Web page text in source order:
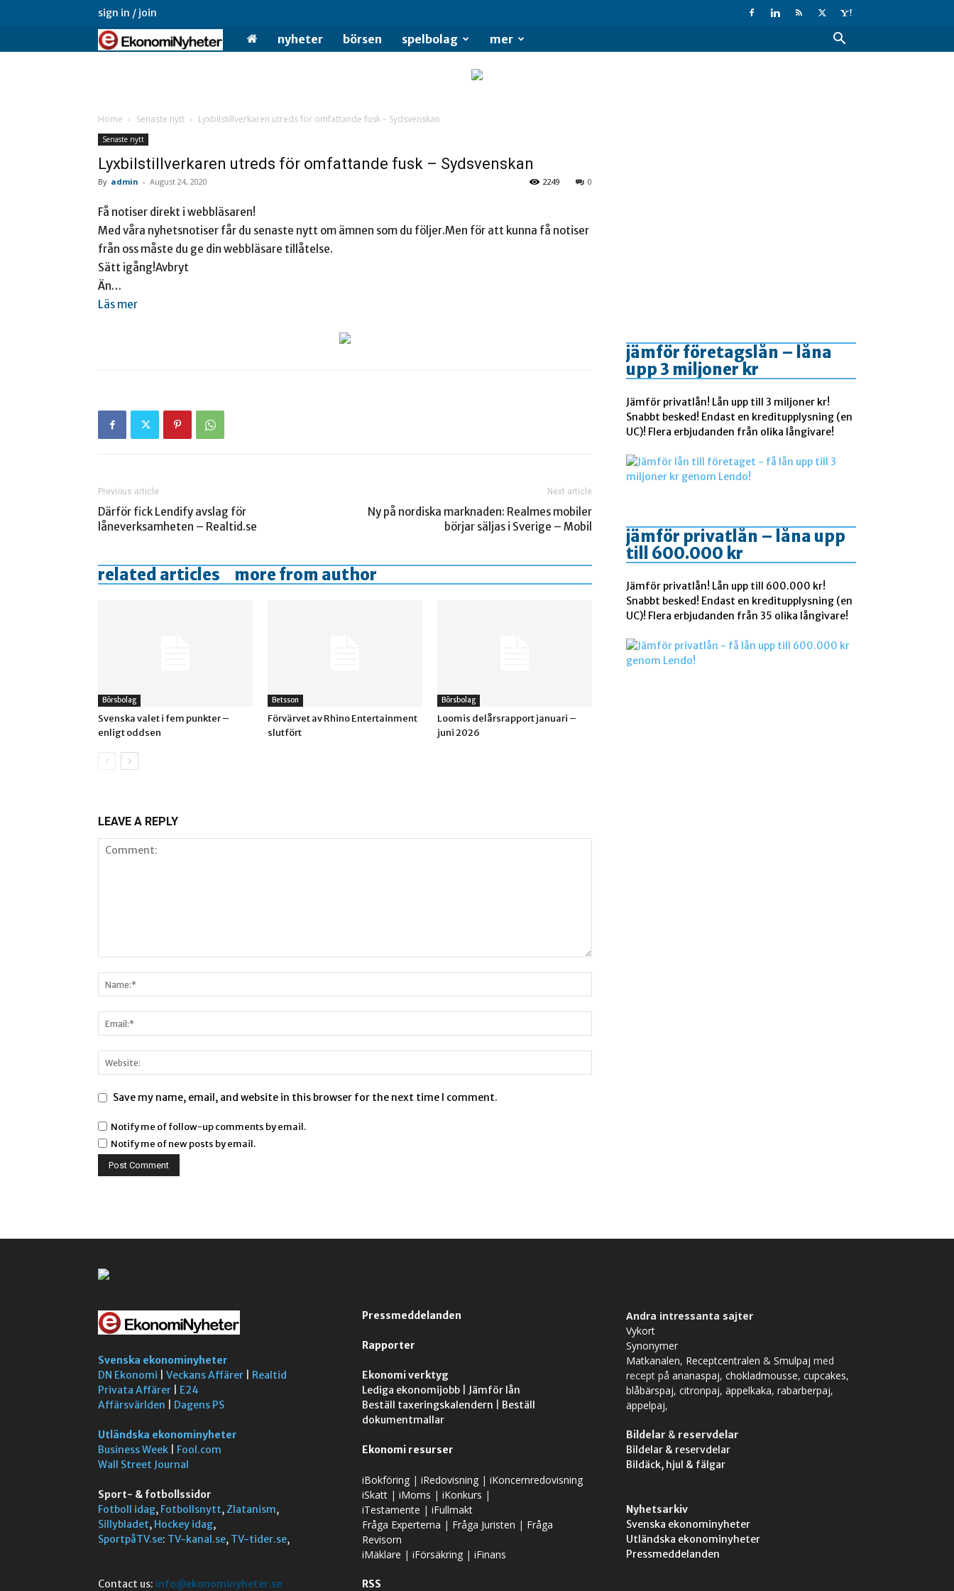
sign in / join
Ekonominyheter.se
nyheter börsen spelbolag mer
Home Senaste nytt Lyxbilstillverkaren utreds för omfattande fusk – Sydsvenskan
Senaste nytt
Lyxbilstillverkaren utreds för omfattande fusk – Sydsvenskan
By admin - August 24, 2020 0
2249
Få notiser direkt i webbläsaren!
Med våra nyhetsnotiser får du senaste nytt om ämnen som du följer.Men för att kunna få notiser
från oss måste du ge din webbläsare tillåtelse.
Sätt igång!Avbryt
Än…
Läs mer
Previous article
Därför fick Lendify avslag för
låneverksamheten – Realtid.se
Next article
Ny på nordiska marknaden: Realmes mobiler
börjar säljas i Sverige – Mobil
related articles more from author
Börsbolag
Svenska valet i fem punkter –
enligt oddsen
Betsson
Förvärvet av Rhino Entertainment
slutfört
Börsbolag
Loomis delårsrapport januari –
juni 2026
LEAVE A REPLY
Save my name, email, and website in this browser for the next time I comment.
Notify me of follow-up comments by email.
Notify me of new posts by email.
jämför företagslån – låna
upp 3 miljoner kr
Jämför privatlån! Lån upp till 3 miljoner kr!
Snabbt besked! Endast en kreditupplysning (en
UC)! Flera erbjudanden från olika långivare!
jämför privatlån – låna upp
till 600.000 kr
Jämför privatlån! Lån upp till 600.000 kr!
Snabbt besked! Endast en kreditupplysning (en
UC)! Flera erbjudanden från 35 olika långivare!
Svenska ekonominyheter
DN Ekonomi
Veckans Affärer
Realtid
Privata Affärer
E24
Affärsvärlden
Dagens PS
Utländska ekonominyheter
Business Week
Fool.com
Wall Street Journal
Sport- & fotbollssidor
Fotboll idag, Fotbollsnytt, Zlatanism,
Sillybladet, Hockey idag,
SportpåTV.se: TV-kanal.se, TV-tider.se,
Contact us: info@ekonominyheter.se
Pressmeddelanden
Rapporter
Ekonomi verktyg
Lediga ekonomijobb
Jämför lån
Beställ taxeringskalendern
Beställ
dokumentmallar
Ekonomi resurser
iBokföring | iRedovisning | iKoncernredovisning
iSkatt | iMoms | iKonkurs |
iTestamente | iFullmakt
Fråga Experterna | Fråga Juristen | Fråga
Revisorn
iMäklare | iFörsäkring | iFinans
RSS
Andra intressanta sajter
Vykort
Synonymer
Matkanalen, Receptcentralen & Smulpaj med
recept på ananaspaj, chokladmousse, cupcakes,
blåbärspaj, citronpaj, äppelkaka, rabarberpaj,
äppelpaj,
Bildelar & reservdelar
Bildelar & reservdelar
Bildäck, hjul & fälgar
Nyhetsarkiv
Svenska ekonominyheter
Utländska ekonominyheter
Pressmeddelanden